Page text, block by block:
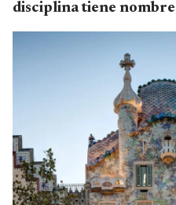
disciplina tiene